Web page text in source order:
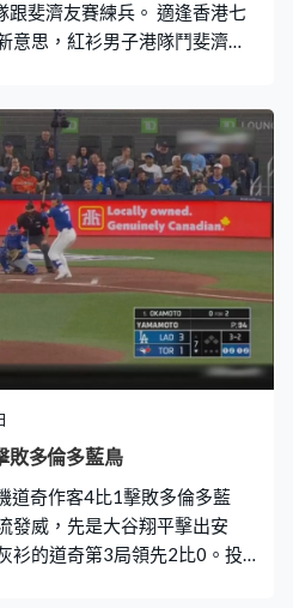
跟斐濟友賽練兵。 適逢香港七
意思，紅衫男子港隊鬥斐濟，
，今年就增設三站錦標賽，下
，12隊分3組，小組首名及兩
銀盃冠軍。斐濟爭標對手包括
、阿根廷、西班牙等。 原定7
最後加操多打了1節，港隊輸
起訓練，繼續練兵。
敗多倫多藍鳥
道奇作客4比1擊敗多倫多藍
發威，先是大谷翔平擊出安
衫的道奇第3局領先2比0。投